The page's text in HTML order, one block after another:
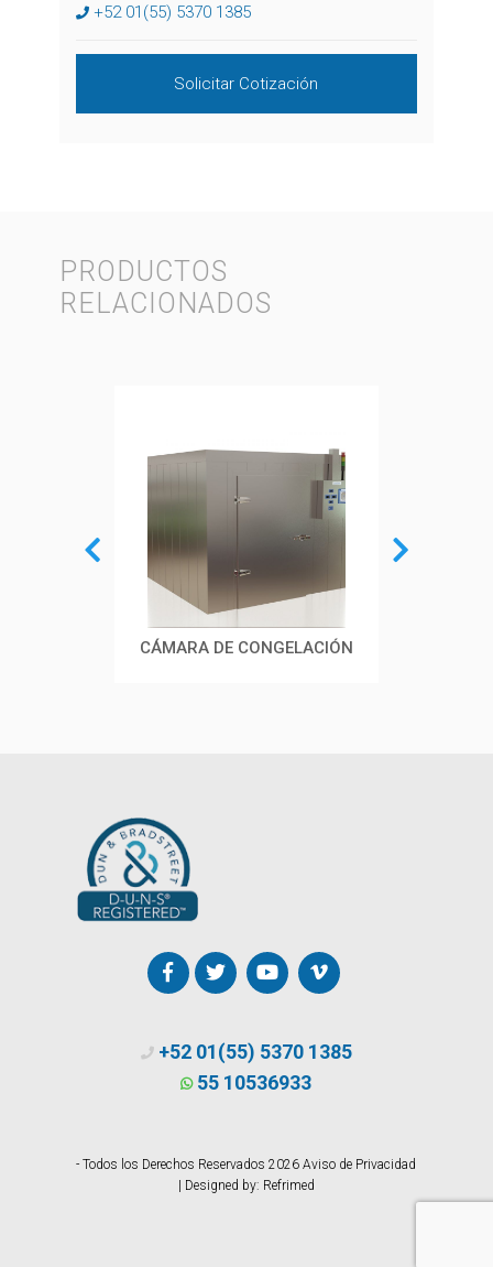
+52 01(55) 5370 1385
Solicitar Cotización
PRODUCTOS
RELACIONADOS
CÁMARA DE CONGELACIÓN
CÁMARA DE ESTABILIDAD
+52 01(55) 5370 1385
55 10536933
- Todos los Derechos Reservados 2026Aviso de Privacidad
| Designed by: Refrimed